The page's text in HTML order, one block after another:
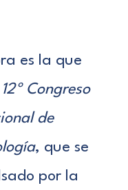
es la que
12º Congreso
de
, que se
por la